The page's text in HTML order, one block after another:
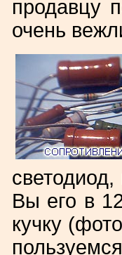
продавцу
очень
Вы его в
кучку